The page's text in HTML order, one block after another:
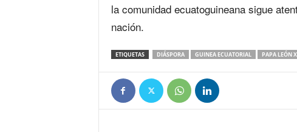
la comunidad ecuatoguineana sigue
nación.
ETIQUETAS DIÁSPORA GUINEA ECUATORIAL PAPA LEÓN